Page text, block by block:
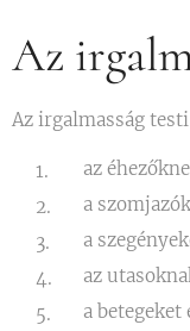
Az
Az irgalmasság
az
a
a
az
a betegeket